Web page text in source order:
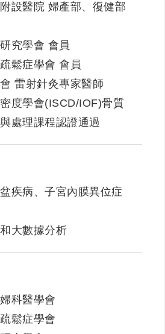
設醫院 婦產部、復健部
究學會 會員
鬆症學會 會員
雷射針灸專家醫師
度學會(ISCD/IOF)骨質
處理課程認證通過
疾病、子宮內膜異位症
大數據分析
科醫學會
鬆症學會